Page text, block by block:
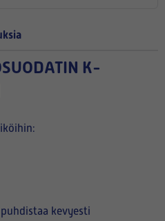
K-
kevyesti